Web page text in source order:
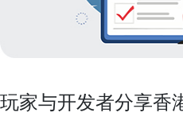
玩家与开发者分享香